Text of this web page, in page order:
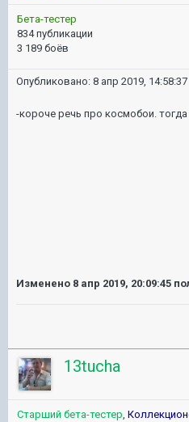
Бета-тестер
834 публикации
3 189 боёв
Опубликовано: 8 апр 2019, 14:58:37
-короче речь про космобои. тогда
Изменено 8 апр 2019, 20:09:45
13tucha
Старший бета-тестер,